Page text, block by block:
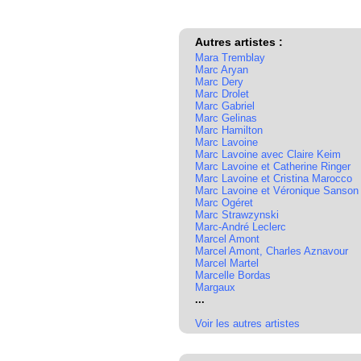
Autres artistes :
Mara Tremblay
Marc Aryan
Marc Dery
Marc Drolet
Marc Gabriel
Marc Gelinas
Marc Hamilton
Marc Lavoine
Marc Lavoine avec Claire Keim
Marc Lavoine et Catherine Ringer
Marc Lavoine et Cristina Marocco
Marc Lavoine et Véronique Sanson
Marc Ogéret
Marc Strawzynski
Marc-André Leclerc
Marcel Amont
Marcel Amont, Charles Aznavour
Marcel Martel
Marcelle Bordas
Margaux
...
Voir les autres artistes